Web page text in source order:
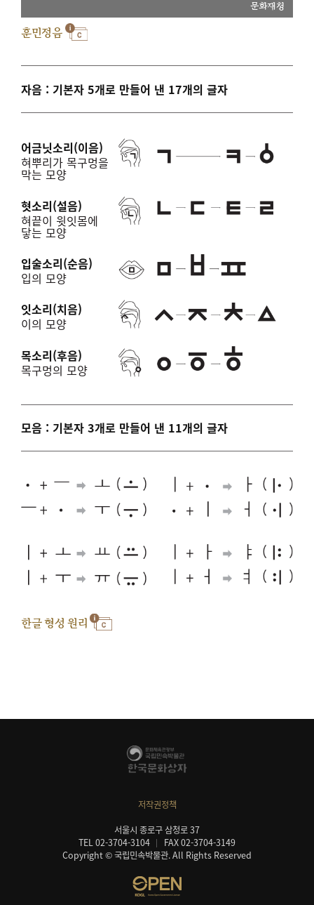
문화재청
훈민정음
자음 : 기본자 5개로 만들어 낸 17개의 글자
어금닛소리(이음)
혀뿌리가 목구멍을
막는 모양
혓소리(설음)
혀끝이 윗잇몸에
닿는 모양
입술소리(순음)
입의 모양
잇소리(치음)
이의 모양
목소리(후음)
목구멍의 모양
모음 : 기본자 3개로 만들어 낸 11개의 글자
한글 형성 원리
저작권정책
서울시 종로구 삼청로 37
TEL 02-3704-3104
FAX 02-3704-3149
Copyright © 국립민속박물관. All Rights Reserved